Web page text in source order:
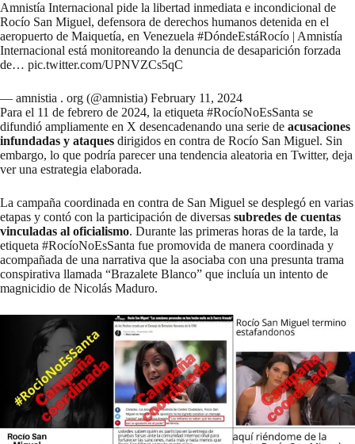
Amnistía Internacional pide la libertad inmediata e incondicional de
Rocío San Miguel, defensora de derechos humanos detenida en el
aeropuerto de Maiquetía, en Venezuela #DóndeEstáRocío | Amnistía
Internacional está monitoreando la denuncia de desaparición forzada
de… pic.twitter.com/UPNVZCs5qC
— amnistia . org (@amnistia) February 11, 2024
Para el 11 de febrero de 2024, la etiqueta #RocíoNoEsSanta se
difundió ampliamente en X desencadenando una serie de acusaciones
infundadas y ataques dirigidos en contra de Rocío San Miguel. Sin
embargo, lo que podría parecer una tendencia aleatoria en Twitter, deja
ver una estrategia elaborada.
La campaña coordinada en contra de San Miguel se desplegó en varias
etapas y contó con la participación de diversas subredes de cuentas
vinculadas al oficialismo. Durante las primeras horas de la tarde, la
etiqueta #RocíoNoEsSanta fue promovida de manera coordinada y
acompañada de una narrativa que la asociaba con una presunta trama
conspirativa llamada “Brazalete Blanco” que incluía un intento de
magnicidio de Nicolás Maduro.